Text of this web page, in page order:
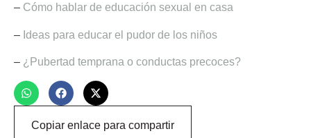
– Cómo hablar de educación sexual en casa
– Ideas para educar el pudor de los niños
– ¿Pubertad temprana o conductas precoces?
Copiar enlace para compartir